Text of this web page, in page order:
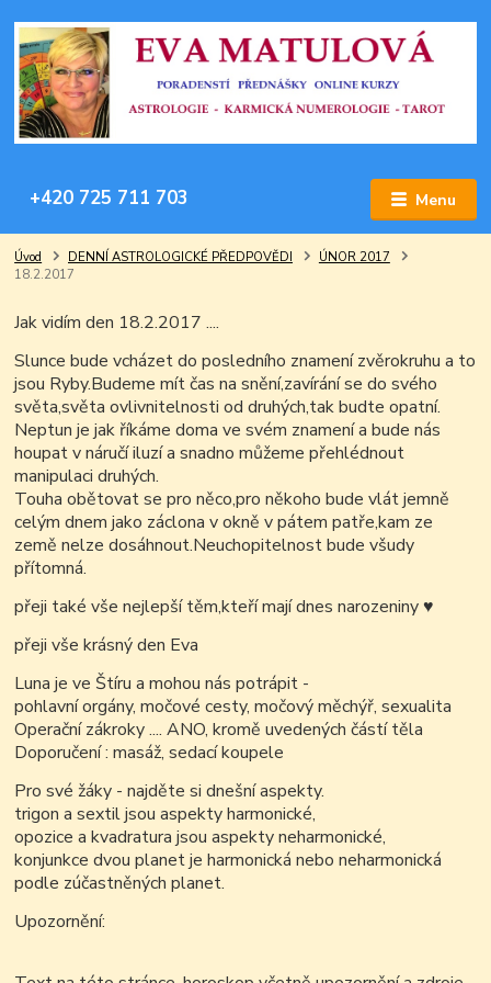
Menu
+420 725 711 703
Úvod DENNÍ ASTROLOGICKÉ PŘEDPOVĚDI
ÚNOR 2017
18.2.2017
Jak vidím den 18.2.2017 ....
Slunce bude vcházet do posledního znamení zvěrokruhu a to
jsou Ryby.Budeme mít čas na snění,zavírání se do svého
světa,světa ovlivnitelnosti od druhých,tak budte opatní.
Neptun je jak říkáme doma ve svém znamení a bude nás
houpat v náručí iluzí a snadno můžeme přehlédnout
manipulaci druhých.
Touha obětovat se pro něco,pro někoho bude vlát jemně
celým dnem jako záclona v okně v pátem patře,kam ze
země nelze dosáhnout.Neuchopitelnost bude všudy
přítomná.
přeji také vše nejlepší těm,kteří mají dnes narozeniny♥
přeji vše krásný den Eva
Luna je ve Štíru a mohou nás potrápit -
pohlavní orgány, močové cesty, močový měchýř, sexualita
Operační zákroky .... ANO, kromě uvedených částí těla
Doporučení : masáž, sedací koupele
Pro své žáky - najděte si dnešní aspekty.
trigon a sextil jsou aspekty harmonické,
opozice a kvadratura jsou aspekty neharmonické,
konjunkce dvou planet je harmonická nebo neharmonická
podle zúčastněných planet.
Upozornění: